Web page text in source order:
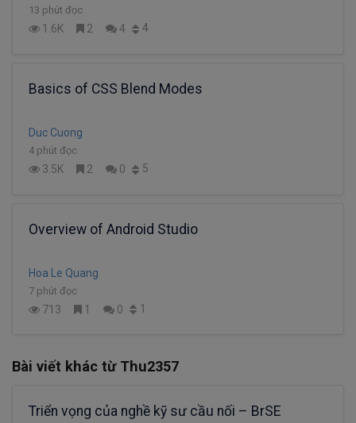
13 phút đọc
1.6K 2 4 4
Basics of CSS Blend Modes
Duc Cuong
4 phút đọc
3.5K 2 0 5
Overview of Android Studio
Hoa Le Quang
7 phút đọc
713 1 0 1
Bài viết khác từ Thu2357
Triển vọng của nghề kỹ sư cầu nối – BrSE